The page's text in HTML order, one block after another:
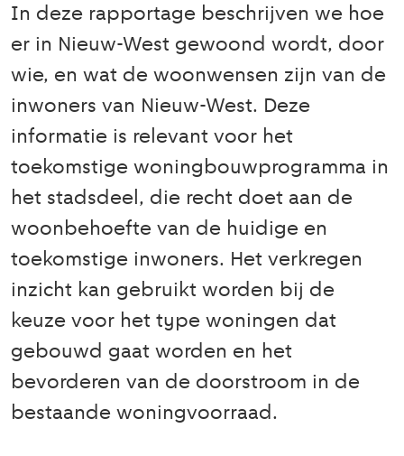
In deze rapportage beschrijven we hoe
er in Nieuw-West gewoond wordt, door
wie, en wat de woonwensen zijn van de
inwoners van Nieuw-West. Deze
informatie is relevant voor het
toekomstige woningbouwprogramma in
het stadsdeel, die recht doet aan de
woonbehoefte van de huidige en
toekomstige inwoners. Het verkregen
inzicht kan gebruikt worden bij de
keuze voor het type woningen dat
gebouwd gaat worden en het
bevorderen van de doorstroom in de
bestaande woningvoorraad.